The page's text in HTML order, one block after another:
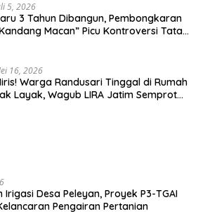
5, 2026
3 Tahun Dibangun, Pembongkaran
Macan” Picu Kontroversi Tata
16, 2026
Warga Randusari Tinggal di Rumah
Layak, Wagub LIRA Jatim Semprot
Irigasi Desa Peleyan, Proyek P3-TGAI
Pengairan Pertanian